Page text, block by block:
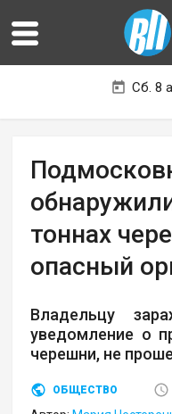
Сб. 8
тоннах
опасный
Владельцу
уведомление о
черешни, не
ОБЩЕСТВО